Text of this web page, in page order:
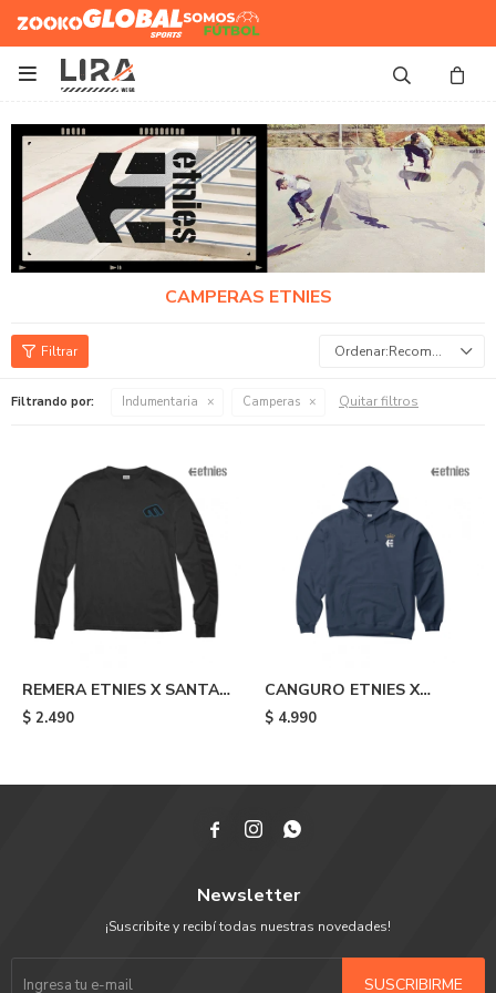
Zooko Global Sports
Somos
Futbol

CAMPERAS ETNIES
Recomendados
Filtrando por: Indumentaria Camperas Quitar filtros
REMERA ETNIES X SANTA
CRUZ SCREAMING HAND -
$ 2.490
CANGURO ETNIES X
AURELIEN GIRAUD
$ 4.990
  
Newsletter
¡Suscribite y recibí todas nuestras novedades!
SUSCRIBIRME